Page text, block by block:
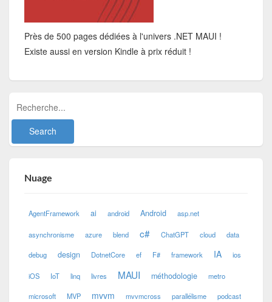
Près de 500 pages dédiées à l'univers .NET MAUI !
Existe aussi en version Kindle à prix réduit !
Nuage
AgentFramework ai android Android asp.net
asynchronisme azure blend c# ChatGPT cloud data
debug design DotnetCore ef F# framework IA ios
iOS IoT linq livres MAUI méthodologie metro
microsoft MVP mvvm mvvmcross parallélisme podcast